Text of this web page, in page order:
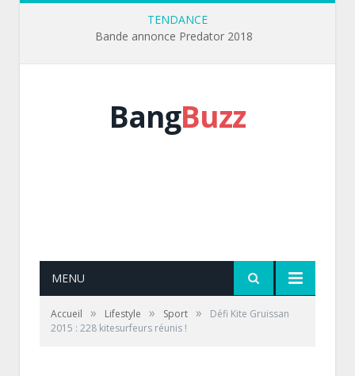
TENDANCE
Bande annonce Predator 2018
BangBuzz
MENU
Accueil » Lifestyle » Sport »
Défi Kite Gruissan
2015 : 228 kitesurfeurs réunis !